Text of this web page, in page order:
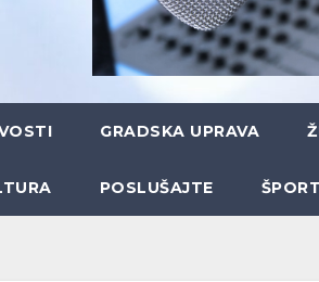
GRADSKA UPRAVA
POSLUŠAJTE ŠPORT